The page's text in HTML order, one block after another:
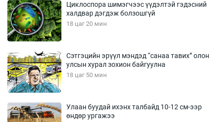
Циклоспора шимэгчээс үүдэлтэй гэдэсний
халдвар дэгдэж болзошгүй
18 цаг 20 мин
Сэтгэцийн эрүүл мэндэд “санаа тавих” олон
улсын хурал зохион байгуулна
18 цаг 50 мин
Улаан буудай ихэнх талбайд 10-12 см-ээр
өндөр ургажээ